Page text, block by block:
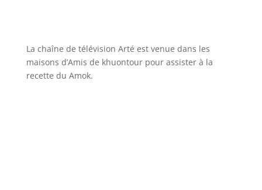
La chaîne de télévision Arté est venue dans les
maisons d’Amis de khuontour pour assister à la
recette du Amok.